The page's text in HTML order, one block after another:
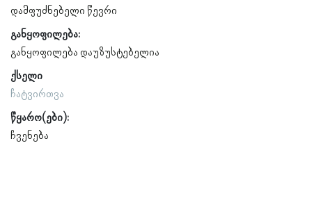
დამფუძნებელი წევრი
განყოფილება:
განყოფილება დაუზუსტებელია
ქსელი
ჩატვირთვა
წყარო(ები):
ჩვენება